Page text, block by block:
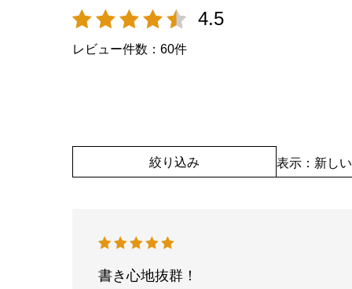
4.5
レビュー件数： 60件
絞り込み 表示：新し
書き心地抜群！